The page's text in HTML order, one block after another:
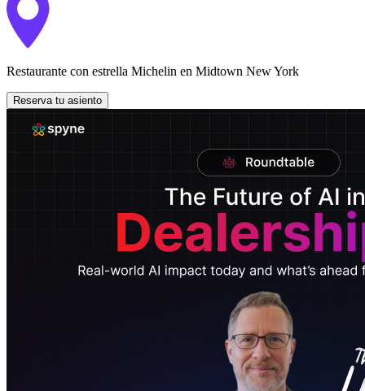
Restaurante con estrella Michelin en Midtown New York
Reserva tu asiento